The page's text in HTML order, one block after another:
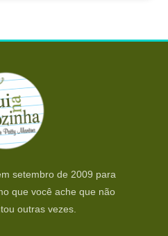
setembro de 2009 para
que você ache que não
outras vezes.